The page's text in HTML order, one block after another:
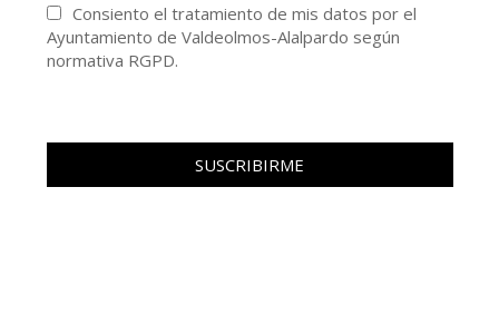
Consiento el tratamiento de mis datos por el
Ayuntamiento de Valdeolmos-Alalpardo según
normativa RGPD.